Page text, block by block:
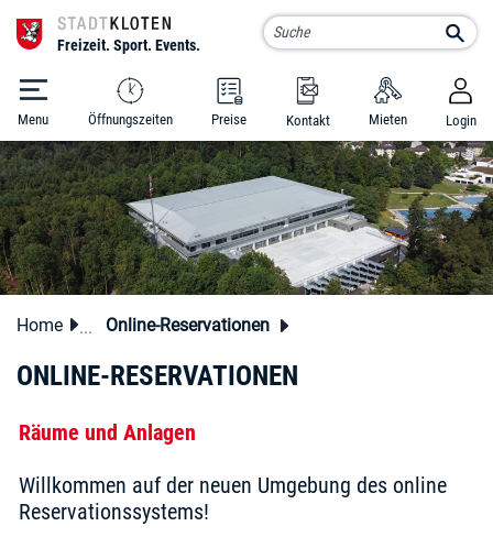
zur Startseite
Direkt zur Hauptnavigation
Direkt zum Inhalt
Direkt zur Suche
Direkt zum Stichwortverzeichnis
Kloten Schluefweg
Öffnungszeiten Preise Kontakt Mieten Login
Menu
Home Online-Reservationen
ONLINE-RESERVATIONEN
Räume und Anlagen
Willkommen auf der neuen Umgebung des online
Reservationssystems!